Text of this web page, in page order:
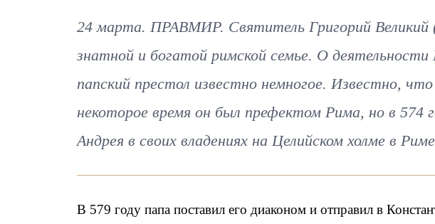
24 марта. ПРАВМИР. Святитель Григорий Великий
знатной и богатой римской семье. О деятельности
папский престол известно немногое. Известно,
некоторое время он был префектом Рима, но в 574
Андрея в своих владениях на Целийском холме в
В 579 году папа поставил его диаконом и отправил в